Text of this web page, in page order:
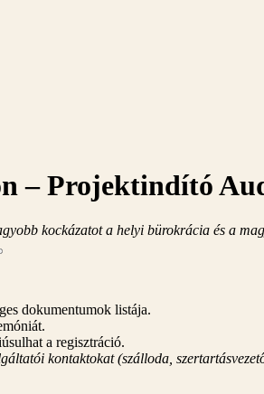
– Projektindító
kockázatot a helyi bürokrácia és a
dokumentumok listája.
a regisztráció.
kontaktokat (szálloda,